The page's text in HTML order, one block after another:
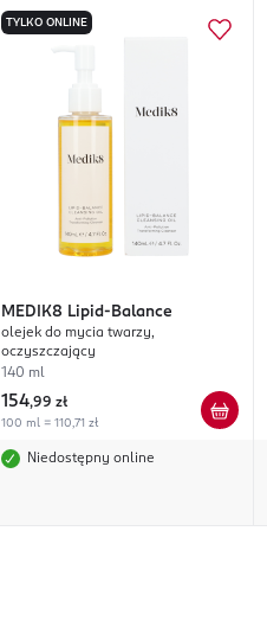
TYLKO ONLINE
MEDIK8 Lipid-Balance
olejek do mycia twarzy,
oczyszczający
140 ml
154,99 zł
100 ml = 110,71 zł
Niedostępny online